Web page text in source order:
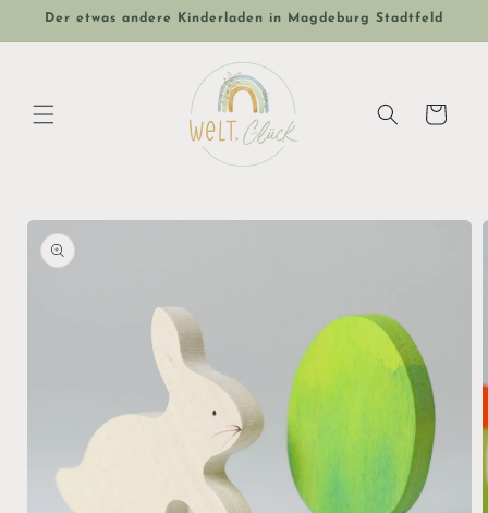
zum
Inhalt
Der etwas andere Kinderladen in Magdeburg Stadtfeld
Warenkorb